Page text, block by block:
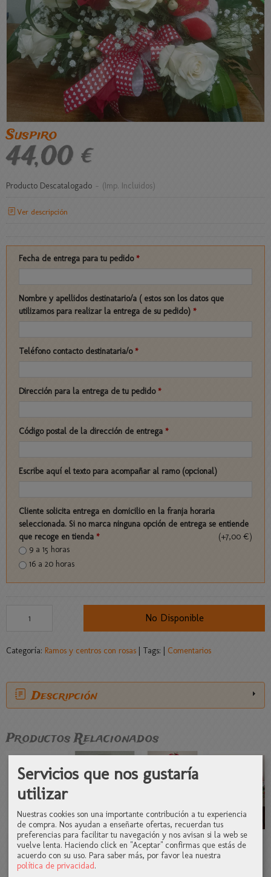
Suspiro
44,00 €
Producto Descatalogado - (Imp. Incluidos)
Ver descripción
Fecha de entrega para tu pedido*
Nombre y apellidos destinatario/a ( estos son los datos que
utilizamos para realizar la entrega de su pedido) *
Teléfono contacto destinataria/o*
Dirección para la entrega de tu pedido*
Código postal de la dirección de entrega *
Escribe aquí el texto para acompañar al ramo (opcional)
Cliente solicita entrega en domicilio en la franja horaria
seleccionada. Si no marca ninguna opción de entrega se entiende
que recoge en tienda *
(+7,00 €)
9 a 15 horas
16 a 20 horas
No Disponible
Categoría: Ramos y centros con rosas Tags: Comentarios
Descripción
Productos Relacionados
Tejo
46,00 €
Rosa eterna
preservada
47,50 €
Picea
33,00 €
Ébano
Servicios que nos gustaría
utilizar
Nuestras cookies son una importante contribución a tu experiencia
de compra. Nos ayudan a enseñarte ofertas, recuerdan tus
preferencias para facilitar tu navegación y nos avisan si la web se
vuelve lenta. Haciendo click en "Aceptar" confirmas que estás de
acuerdo con su uso. Para saber más, por favor lea nuestra
política de privacidad.